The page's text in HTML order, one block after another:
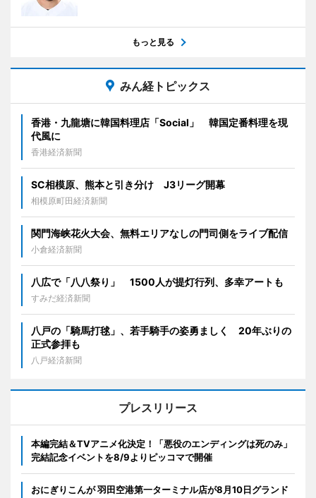
もっと見る
みん経トピックス
香港・九龍塘に韓国料理店「Social」 韓国定番料理を現
代風に
香港経済新聞
SC相模原、熊本と引き分け J3リーグ開幕
相模原町田経済新聞
関門海峡花火大会、無料エリアなしの門司側をライブ配信
小倉経済新聞
八広で「八八祭り」 1500人が提灯行列、多幸アートも
すみだ経済新聞
八戸の「騎馬打毬」、若手騎手の姿勇ましく 20年ぶりの
正式参拝も
八戸経済新聞
プレスリリース
本編完結＆TVアニメ化決定！「悪役のエンディングは死のみ」
完結記念イベントを8/9よりピッコマで開催
おにぎりこんが 羽田空港第一ターミナル店が8月10日グランド